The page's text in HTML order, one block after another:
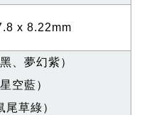
x 8.22mm
、夢幻紫）
星空藍）
尾草綠）